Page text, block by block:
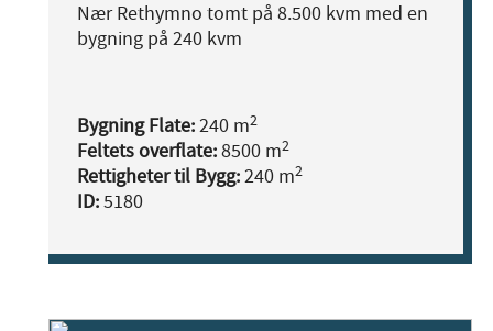
Nær Rethymno tomt på 8.500 kvm med en
bygning på 240 kvm
Bygning Flate:240 m2
Feltets overflate:8500 m2
Rettigheter til Bygg:240 m2
ID:5180